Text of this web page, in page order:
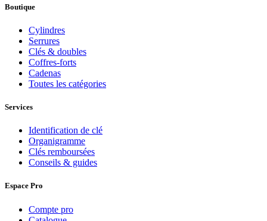
Boutique
Cylindres
Serrures
Clés & doubles
Coffres-forts
Cadenas
Toutes les catégories
Services
Identification de clé
Organigramme
Clés remboursées
Conseils & guides
Espace Pro
Compte pro